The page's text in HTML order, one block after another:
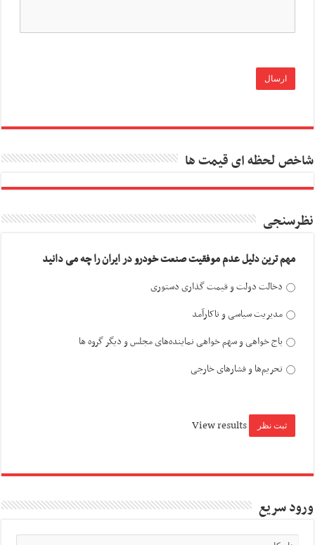
شاخص لحظه ای قیمت ها
نظرسنجی
مهم ترین دلیل عدم موفقیت صنعت خودرو در ایران را چه می دانید
دخالت دولت و قیمت گذاری دستوری
مدیریت سیاسی و ناکارآمد
باج خواهی و سهم خواهی نماینده‌های مجلس و دیگر گروه ها
تحریم‌ها و فشارهای خارجی
View results
ورود سریع